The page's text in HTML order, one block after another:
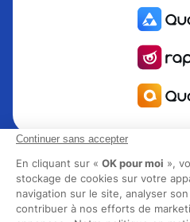
Continuer sans accepter
En cliquant sur « OK pour moi »,
stockage de cookies sur votre
navigation sur le site, analyser
contribuer à nos efforts de
Quable est la solution de
PIM pour les marques et
Groupe Rocher, Mitsubishi
North Sails, Liberated Brands,